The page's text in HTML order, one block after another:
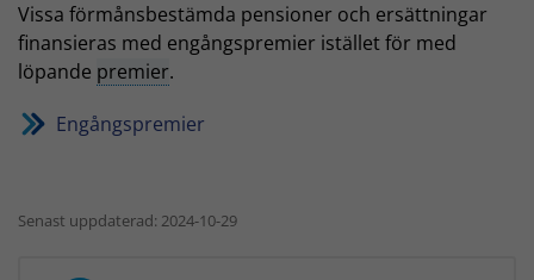
Vissa förmånsbestämda pensioner och ersättningar
finansieras med engångspremier istället för med
löpande premier.
Engångspremier
Senast uppdaterad: 2024-10-29